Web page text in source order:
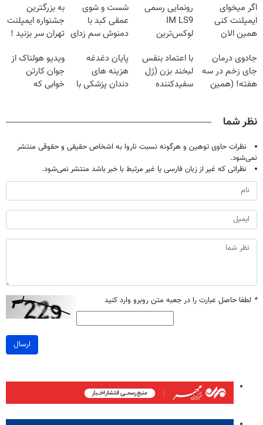
اگر میخوای
ایمپلنت کنی
همین الان
۲۵ میلیون
تومان!!!
رونمایی رسمی
IM LS9
لوکس‌ترین
شست و شوی
عمقی کبد با
دمنوش سم زدای
به بزرگترین
جشنواره ایمپلنت
تهران سر بزنید !
میلیون !
جادوی درمان
جای زخم در سه
هفته! (همین
با اعتماد بنفس
لبخند بزن (ژل
سفیدکننده
پایان دغدغه
هزینه های
دندان پزشکی با
ویدیو هولناک از
جوان کارتن
خوابی که
نظر شما
نظرات حاوی توهین و هرگونه نسبت ناروا به اشخاص حقیقی و حقوقی منتشر
نمی‌شود.
نظراتی که غیر از زبان فارسی یا غیر مرتبط با خبر باشد منتشر نمی‌شود.
* لطفا حاصل عبارت را در جعبه متن روبرو وارد کنید
ارسال